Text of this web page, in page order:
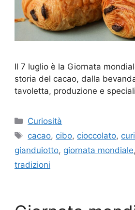
Il 7 luglio è la Giornata
storia del cacao, dalla
tavoletta, produzione e
Categorie
Curiosità
Tag
cacao, cibo, cioccolato,
gianduiotto, giornata mondiale,
tradizioni